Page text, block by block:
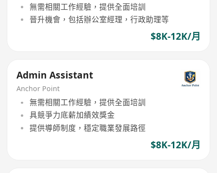
無需相關工作經驗，提供全面培訓
晉升機會，包括辦公室經理，行政助理等
$8K-12K/月
Admin Assistant
Anchor Point
無需相關工作經驗，提供全面培訓
具競爭力底薪加績效獎金
提供導師制度，穩定職業發展路徑
$8K-12K/月